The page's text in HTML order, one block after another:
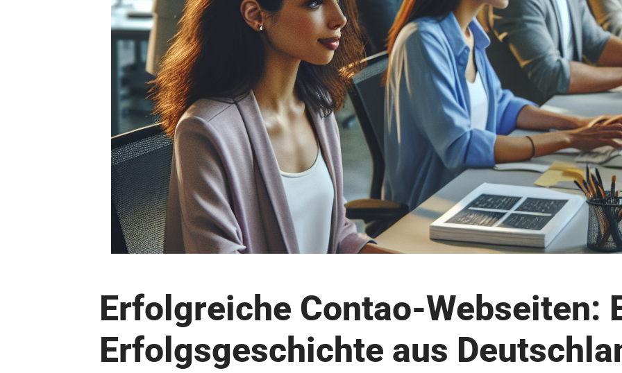
Erfolgreiche Contao-Webseiten:
Erfolgsgeschichte aus